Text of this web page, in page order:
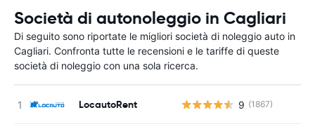
Società di autonoleggio in Cagliari
Di seguito sono riportate le migliori società di noleggio auto in
Cagliari. Confronta tutte le recensioni e le tariffe di queste
società di noleggio con una sola ricerca.
LocautoRent 9 (1867)